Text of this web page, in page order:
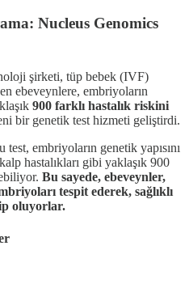
Nucleus Genomics
şirketi, tüp bebek (IVF)
ebeveynlere, embriyoların
900 farklı hastalık riskini
bir genetik test hizmeti geliştirdi.
embriyoların genetik yapısını
hastalıkları gibi yaklaşık 900
Bu sayede, ebeveynler,
tespit ederek, sağlıklı
oluyorlar.